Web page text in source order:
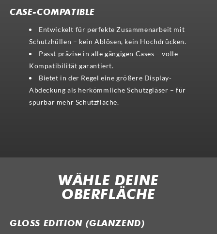
CASE-COMPATIBLE
Entwickelt für perfekte Zusammenarbeit mit
Schutzhüllen – kein Ablösen, kein Hochdrücken.
Passt präzise in alle gängigen Cases – volle
Kompatibilität garantiert.
Bietet in der Regel eine größere Display-
Abdeckung als herkömmliche Schutzgläser – für
spürbar mehr Schutzfläche.
WÄHLE DEINE
OBERFLÄCHE
GLOSS EDITION (GLÄNZEND)